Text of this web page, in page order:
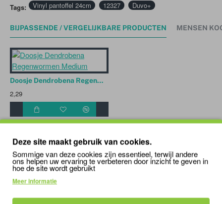
Tags: Vinyl pantoffel 24cm 12327 Duvo+
BIJPASSENDE / VERGELIJKBARE PRODUCTEN MENSEN
Doosje Dendrobena Regenwormen Medium
2,29
'); mywindow.document.close(); mywindow.focus();
setTimeout(function () { mywindow.print(); mywindow.close(); }, 500);
ONLANGS BEKEKEN
Deze site maakt gebruik van cookies.
Sommige van deze cookies zijn essentieel, terwijl andere
ons helpen uw ervaring te verbeteren door inzicht te geven in
hoe de site wordt gebruikt
Meer informatie